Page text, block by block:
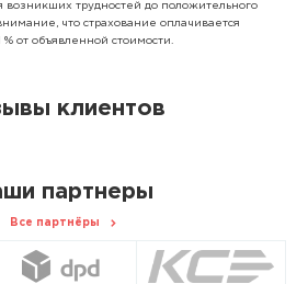
возникших трудностей до положительного
что страхование оплачивается
от объявленной стоимости.
клиентов
партнеры
Все партнёры